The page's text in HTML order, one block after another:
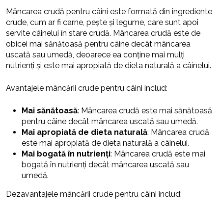
Mâncarea crudă pentru câini este formată din ingrediente
crude, cum ar fi carne, pește și legume, care sunt apoi
servite câinelui în stare crudă. Mâncarea crudă este de
obicei mai sănătoasă pentru câine decât mâncarea
uscată sau umedă, deoarece ea conține mai mulți
nutrienți și este mai apropiată de dieta naturală a câinelui.
Avantajele mâncării crude pentru câini includ:
Mai sănătoasă: Mâncarea crudă este mai sănătoasă
pentru câine decât mâncarea uscată sau umedă.
Mai apropiată de dieta naturală: Mâncarea crudă
este mai apropiată de dieta naturală a câinelui.
Mai bogată în nutrienți: Mâncarea crudă este mai
bogată în nutrienți decât mâncarea uscată sau
umedă.
Dezavantajele mâncării crude pentru câini includ: